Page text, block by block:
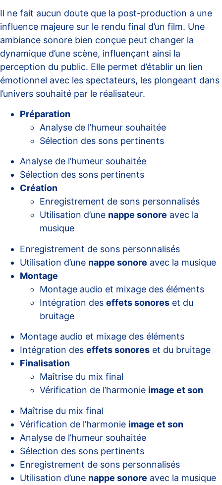
Il ne fait aucun doute que la post-production a une
influence majeure sur le rendu final d’un film. Une
ambiance sonore bien conçue peut changer la
dynamique d’une scène, influençant ainsi la
perception du public. Elle permet d’établir un lien
émotionnel avec les spectateurs, les plongeant dans
l’univers souhaité par le réalisateur.
Préparation
Analyse de l’humeur souhaitée
Sélection des sons pertinents
Analyse de l’humeur souhaitée
Sélection des sons pertinents
Création
Enregistrement de sons personnalisés
Utilisation d’une nappe sonore avec la
musique
Enregistrement de sons personnalisés
Utilisation d’une nappe sonore avec la musique
Montage
Montage audio et mixage des éléments
Intégration des effets sonores et du
bruitage
Montage audio et mixage des éléments
Intégration des effets sonores et du bruitage
Finalisation
Maîtrise du mix final
Vérification de l’harmonie image et son
Maîtrise du mix final
Vérification de l’harmonie image et son
Analyse de l’humeur souhaitée
Sélection des sons pertinents
Enregistrement de sons personnalisés
Utilisation d’une nappe sonore avec la musique